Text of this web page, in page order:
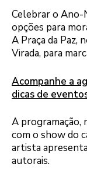
Celebrar o Ano-
opções para
A Praça da Paz,
Virada, para
Acompanhe a
dicas de
A programação,
com o show do
artista
autorais.